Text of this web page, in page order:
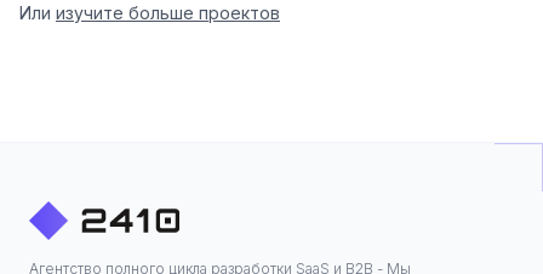
Или изучите больше проектов
Агентство полного цикла разработки SaaS и B2B - Мы